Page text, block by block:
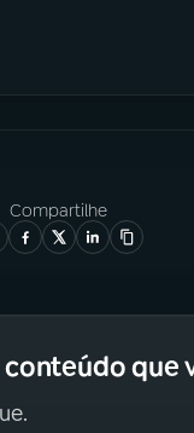
Compartilhe
que